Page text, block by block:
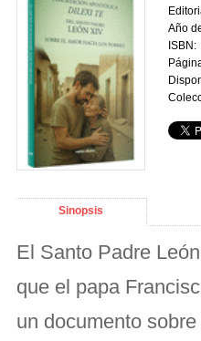
Año
ISBN:
Sinopsis
El Santo Padre
que el papa
un documento